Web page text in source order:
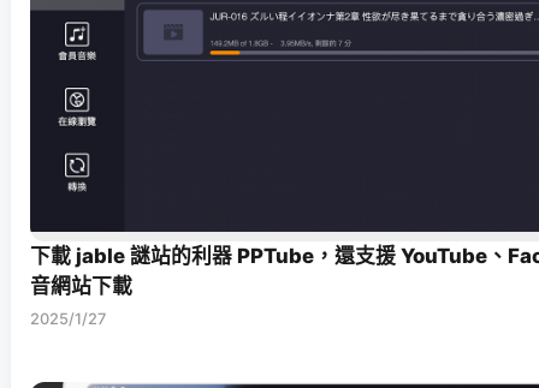
下載 jable 謎站的利器 PPTube，還支援 YouTube、
音網站下載
2025/1/27